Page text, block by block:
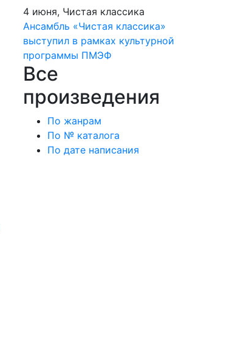
4 июня, Чистая классика
Ансамбль «Чистая классика»
выступил в рамках культурной
программы ПМЭФ
Все
произведения
По жанрам
По № каталога
По дате написания